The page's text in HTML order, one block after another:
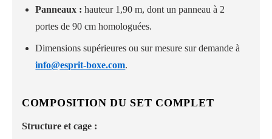
Panneaux : hauteur 1,90 m, dont un panneau à 2
portes de 90 cm homologuées.
Dimensions supérieures ou sur mesure sur demande à
info@esprit-boxe.com.
COMPOSITION DU SET COMPLET
Structure et cage :